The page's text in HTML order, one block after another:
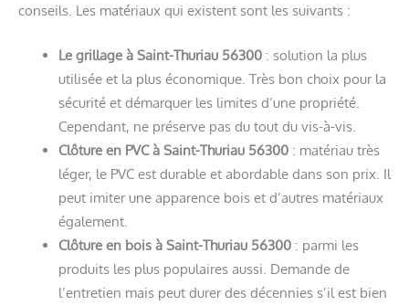
conseils. Les matériaux qui existent sont les suivants :
Le grillage à Saint-Thuriau 56300 : solution la plus
utilisée et la plus économique. Très bon choix pour la
sécurité et démarquer les limites d’une propriété.
Cependant, ne préserve pas du tout du vis-à-vis.
Clôture en PVC à Saint-Thuriau 56300 : matériau très
léger, le PVC est durable et abordable dans son prix. Il
peut imiter une apparence bois et d’autres matériaux
également.
Clôture en bois à Saint-Thuriau 56300 : parmi les
produits les plus populaires aussi. Demande de
l’entretien mais peut durer des décennies s’il est bien